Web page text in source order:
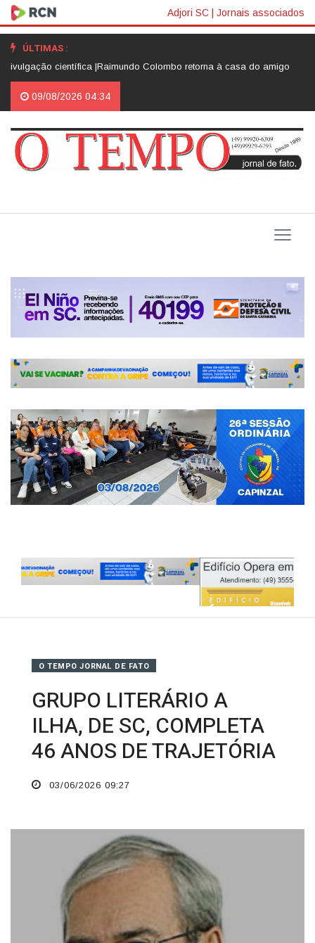
Adjori SC | Jornais associados
ÚLTIMAS :
científica |Raimundo Colombo retorna à casa do amigo Neri Luiz
09/08/2026 04:34
O TEMPO JORNAL DE FATO
GRUPO LITERÁRIO A
ILHA, DE SC, COMPLETA
03/06/2026 09:27